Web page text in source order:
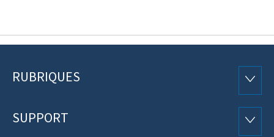
Pied
page
RUBRIQUES
SUPPORT